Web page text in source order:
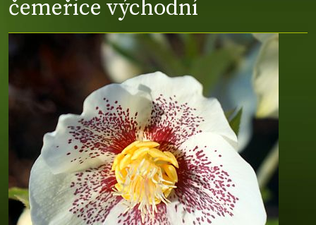
čemeřice východní